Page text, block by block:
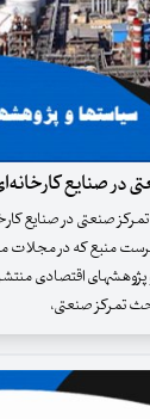
در صنایع
صنعتی در صنایع
در 28 صفحه و با 21 فهرست منبع که در
پژوهشهای اقتصادی
تمرکز صنعتی،